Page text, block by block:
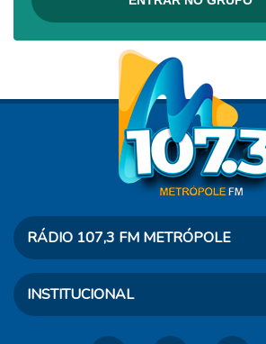
RÁDIO 107,3 FM METRÓPOLE
Rua Dr. Taves, 460 - Osvaldo Cruz - SP
CEP: 17700-000
INSTITUCIONAL